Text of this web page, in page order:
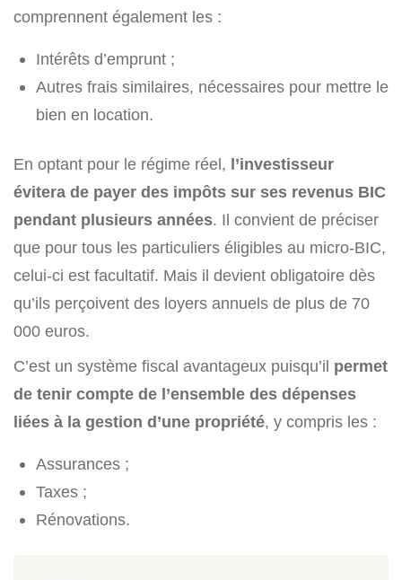
comprennent également les :
Intérêts d’emprunt ;
Autres frais similaires, nécessaires pour mettre le
bien en location.
En optant pour le régime réel, l’investisseur
évitera de payer des impôts sur ses revenus BIC
pendant plusieurs années. Il convient de préciser
que pour tous les particuliers éligibles au micro-BIC,
celui-ci est facultatif. Mais il devient obligatoire dès
qu’ils perçoivent des loyers annuels de plus de 70
000 euros.
C’est un système fiscal avantageux puisqu’il permet
de tenir compte de l’ensemble des dépenses
liées à la gestion d’une propriété, y compris les :
Assurances ;
Taxes ;
Rénovations.